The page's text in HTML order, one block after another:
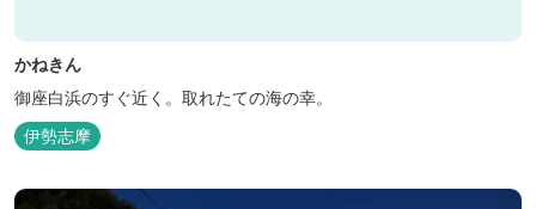
かねきん
御座白浜のすぐ近く。取れたての海の幸。
伊勢志摩